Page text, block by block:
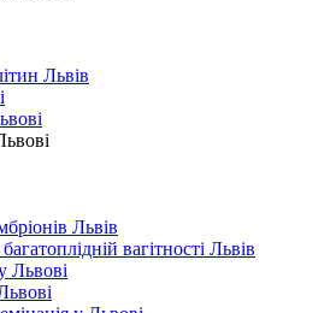
Львів
Львів
вагітності Львів
Львові